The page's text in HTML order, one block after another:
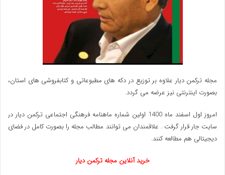
مجله ترکمن دیار علاوه بر توزیع در دکه های مطبوعاتی و کتابفروشی های استان،
بصورت اینترنتی نیز عرضه می گردد.‌
امروز اول اسفند ماه 1400 اولین شماره ماهنامه فرهنگی اجتماعی ترکمن دیار در
سایت جار قرار گرفت . علاقمندان می توانند مطالب مجله را بصورت کامل در فضای
دیجیتالی هم مطالعه کنند.
خرید آنلاین مجله ترکمن دیار